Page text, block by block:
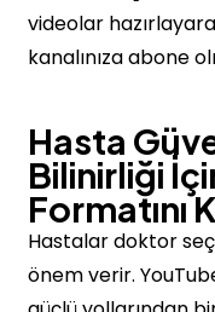
videolar
kanalınıza abone
Hasta
Bilinirliği
Formatını
Hastalar doktor
önem verir.